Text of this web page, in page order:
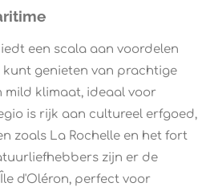
een scala aan voordelen
kunt genieten van prachtige
mild klimaat, ideaal voor
is rijk aan cultureel erfgoed,
zoals La Rochelle en het fort
zijn er de
d'Oléron, perfect voor